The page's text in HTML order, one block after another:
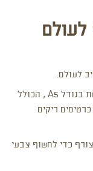
לעולם
לעולם.
בחוברת 15 כרטיסי גירוד מאוירים בצבעי הקשת בגודל A5 , הכולל
13 כרטיסים מעוצבים מראש בנושא טיולים ו-2 כרטיסים ריקים
כדי לחשוף צבעי